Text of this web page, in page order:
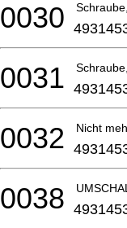
0030
0031
Nicht
0032
0038